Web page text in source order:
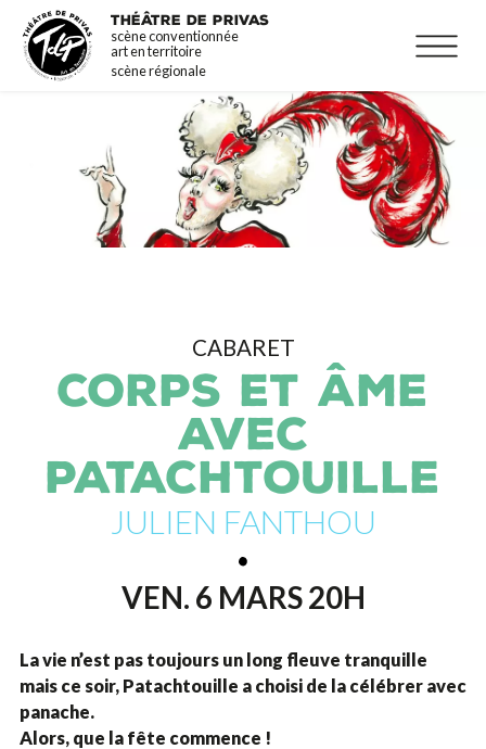
Aller
contenu
THÉÂTRE DE PRIVAS
scène conventionnée
art en territoire
scène régionale
La programmation
Infos pratiques
CABARET
CORPS ET ÂME
AVEC
PATACHTOUILLE
JULIEN FANTHOU
VEN. 6 MARS 20H
La vie n’est pas toujours un long fleuve tranquille
mais ce soir, Patachtouille a choisi de la célébrer avec
panache.
Alors, que la fête commence !